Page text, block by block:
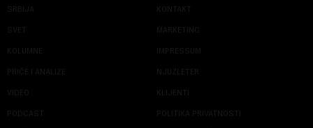
SRBIJA
SVET
KOLUMNE
PRIČE I ANALIZE
VIDEO
PODCAST
KONTAKT
MARKETING
IMPRESSUM
NJUZLETER
KLIJENTI
POLITIKA PRIVATNOSTI